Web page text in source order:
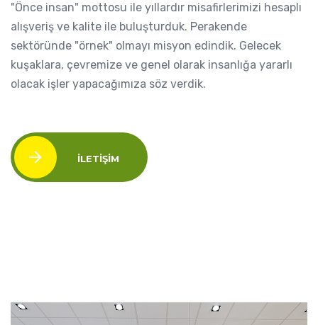
"Önce insan" mottosu ile yıllardır misafirlerimizi hesaplı
alışveriş ve kalite ile buluşturduk. Perakende
sektöründe "örnek" olmayı misyon edindik. Gelecek
kuşaklara, çevremize ve genel olarak insanlığa yararlı
olacak işler yapacağımıza söz verdik.
İLETIŞIM